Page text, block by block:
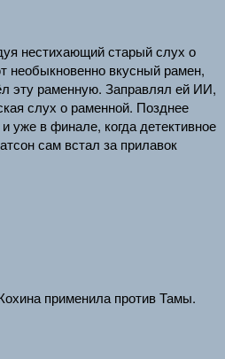
нестихающий старый слух о
необыкновенно вкусный рамен,
эту раменную. Заправлял ей ИИ,
слух о раменной. Позднее
в финале, когда детективное
сам встал за прилавок
применила против Тамы.